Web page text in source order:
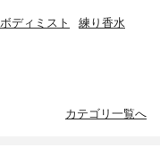
ボディミスト 練り香水
カテゴリ一覧へ